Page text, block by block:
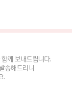
께 보내드립니다.
송해드리니
.